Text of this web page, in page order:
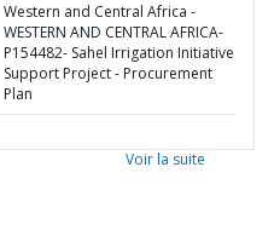
Western and Central Africa -
WESTERN AND CENTRAL AFRICA-
P154482- Sahel Irrigation Initiative
Support Project - Procurement
Plan
Voir la suite